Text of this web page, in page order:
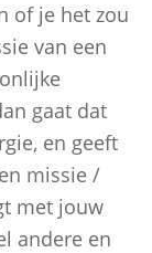
of je het zou
van een
gaat dat
en geeft
missie /
met jouw
andere en